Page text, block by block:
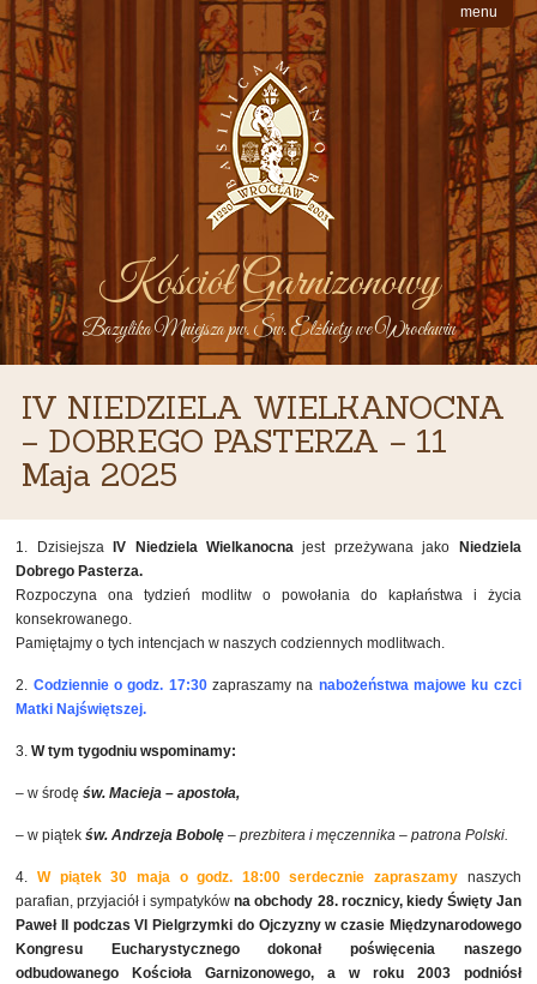
menu
Kościół Garnizonowy
Bazylika Mniejsza pw. Św. Elżbiety we Wrocławiu
IV NIEDZIELA WIELKANOCNA
– DOBREGO PASTERZA – 11
Maja 2025
1. DzisiejszaIV Niedziela Wielkanocna jest przeżywana jako
Niedziela
Dobrego Pasterza.
Rozpoczyna ona tydzień modlitw o powołania do kapłaństwa i życia
konsekrowanego.
Pamiętajmy o tych intencjach w naszych codziennych modlitwach.
2. Codziennie o godz. 17:30zapraszamy na nabożeństwa majowe ku czci
Matki Najświętszej.
3. W tym tygodniu wspominamy:
– w środęśw. Macieja – apostoła,
– w piątekśw. Andrzeja Bobolę– prezbitera i męczennika – patrona Polski.
4.W piątek 30 maja o godz. 18:00 serdecznie zapraszamy naszych
parafian, przyjaciół i sympatykówna obchody 28. rocznicy, kiedy Święty Jan
Paweł II podczas VI Pielgrzymki do Ojczyzny w czasie Międzynarodowego
Kongresu Eucharystycznego dokonał poświęcenia naszego
odbudowanego Kościoła Garnizonowego, a w roku 2003 podniósł